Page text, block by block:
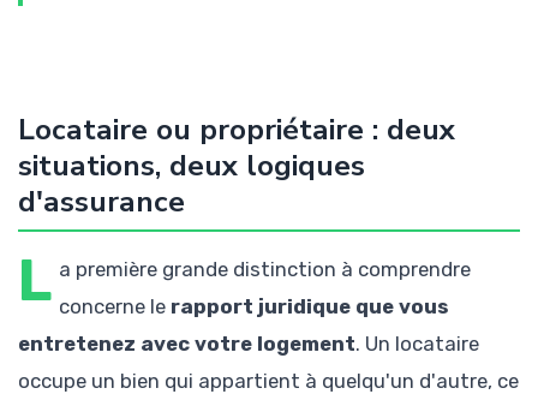
Locataire ou propriétaire : deux
situations, deux logiques
d'assurance
L a première grande distinction à comprendre
concerne le rapport juridique que vous
entretenez avec votre logement. Un locataire
occupe un bien qui appartient à quelqu'un d'autre, ce